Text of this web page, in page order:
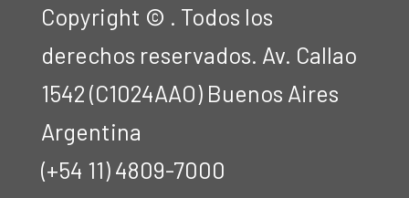
Copyright © . Todos los
derechos reservados. Av. Callao
1542 (C1024AAO) Buenos Aires
Argentina
(+54 11) 4809-7000